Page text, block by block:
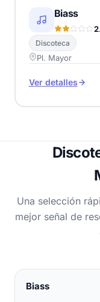
Biass
Discoteca
Pl. Mayor
Ver detalles
Una selección
mejor señal de
Biass